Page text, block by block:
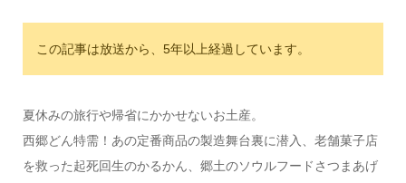
この記事は放送から、5年以上経過しています。
夏休みの旅行や帰省にかかせないお土産。
西郷どん特需！あの定番商品の製造舞台裏に潜入、老舗菓子店
を救った起死回生のかるかん、郷土のソウルフードさつまあげ